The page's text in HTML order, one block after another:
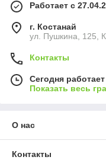
Работает с
г. Костанай
ул. Пушкина, 125,
Контакты
Сегодня
Показать весь
О нас
Контакты